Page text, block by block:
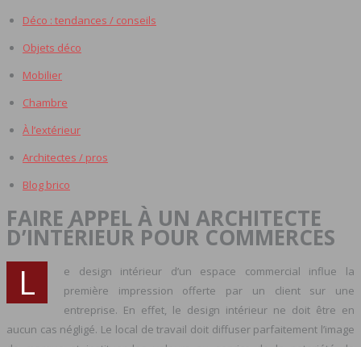
Déco : tendances / conseils
Objets déco
Mobilier
Chambre
À l’extérieur
Architectes / pros
Blog brico
FAIRE APPEL À UN ARCHITECTE
D’INTÉRIEUR POUR COMMERCES
L
e design intérieur d’un espace commercial influe la
première impression offerte par un client sur une
entreprise. En effet, le design intérieur ne doit être en
aucun cas négligé. Le local de travail doit diffuser parfaitement l’image